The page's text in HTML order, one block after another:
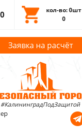
0
кол-во: 0шт
0
Заявка на расчёт
#КалининградПодЗащитой